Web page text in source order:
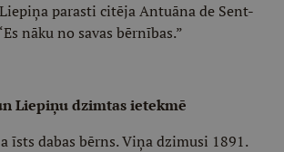
parasti citēja Antuāna de Sent-
nāku no savas bērnības.”
Liepiņu dzimtas ietekmē
īsts dabas bērns. Viņa dzimusi 1891.